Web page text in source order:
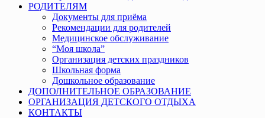
РОДИТЕЛЯМ
Документы для приёма
Рекомендации для родителей
Медицинское обслуживание
“Моя школа”
Организация детских праздников
Школьная форма
Дошкольное образование
ДОПОЛНИТЕЛЬНОЕ ОБРАЗОВАНИЕ
ОРГАНИЗАЦИЯ ДЕТСКОГО ОТДЫХА
КОНТАКТЫ